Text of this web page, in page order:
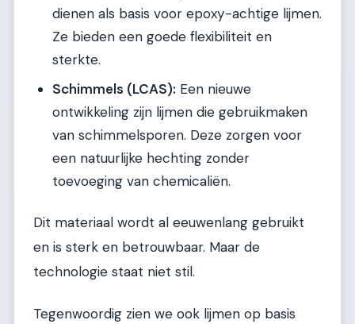
dienen als basis voor epoxy-achtige lijmen.
Ze bieden een goede flexibiliteit en
sterkte.
Schimmels (LCAS): Een nieuwe
ontwikkeling zijn lijmen die gebruikmaken
van schimmelsporen. Deze zorgen voor
een natuurlijke hechting zonder
toevoeging van chemicaliën.
Dit materiaal wordt al eeuwenlang gebruikt
en is sterk en betrouwbaar. Maar de
technologie staat niet stil.
Tegenwoordig zien we ook lijmen op basis